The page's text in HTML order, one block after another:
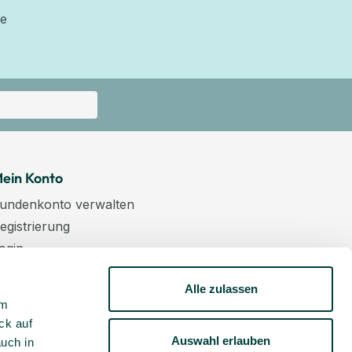
auf
in
Alle zulassen
Auswahl erlauben
Konto
verwalten
aktivieren